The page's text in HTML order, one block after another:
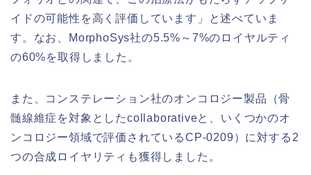
イドの可能性を高く評価しています」と述べていま
す。なお、MorphoSys社の5.5%～7%のロイヤルティ
の60%を取得しました。
また、コンステレーション社のオンコロジー製品（骨
髄線維症を対象としたcollaborativeと、いくつかのオ
ンコロジー領域で評価されているCP-0209）に対する2
つの合成ロイヤリティも獲得しました。